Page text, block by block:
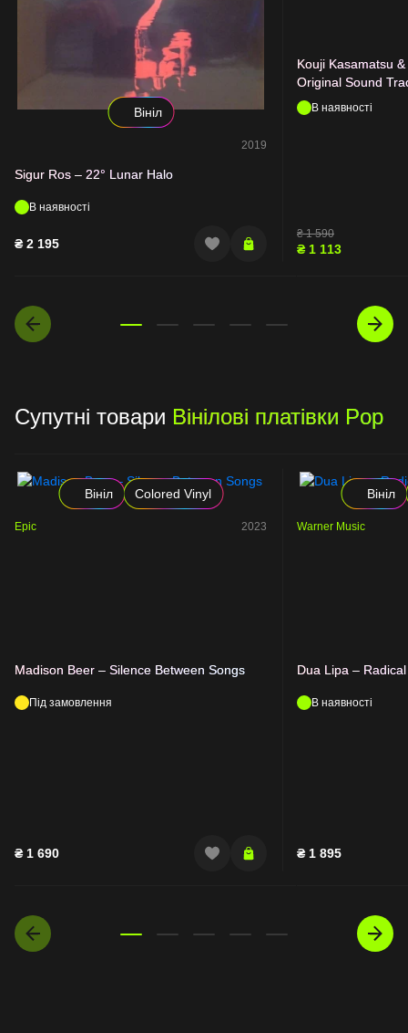
Вініл
2019
Sigur Ros – 22° Lunar Halo
В наявності
₴ 2 195
Kouji Kasamatsu
Original Sound
В наявності
₴1 590
₴ 1 113
Супутні товари Вінілові платівки Pop
Вініл Colored Vinyl
Epic 2023
Madison Beer – Silence Between Songs
Під замовлення
₴ 1 690
Вініл
Warner Music
Dua Lipa –
В наявності
₴ 1 895